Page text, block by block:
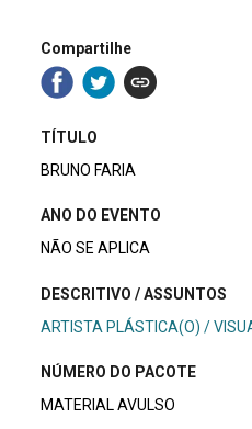
Compartilhe
TÍTULO
BRUNO FARIA
ANO DO EVENTO
NÃO SE APLICA
DESCRITIVO / ASSUNTOS
ARTISTA PLÁSTICA(O) /
NÚMERO DO PACOTE
MATERIAL AVULSO